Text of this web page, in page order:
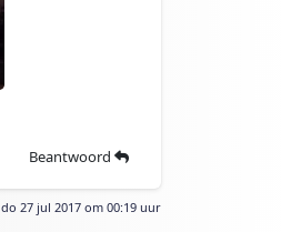
Beantwoord
do 27 jul 2017 om 00:19 uur